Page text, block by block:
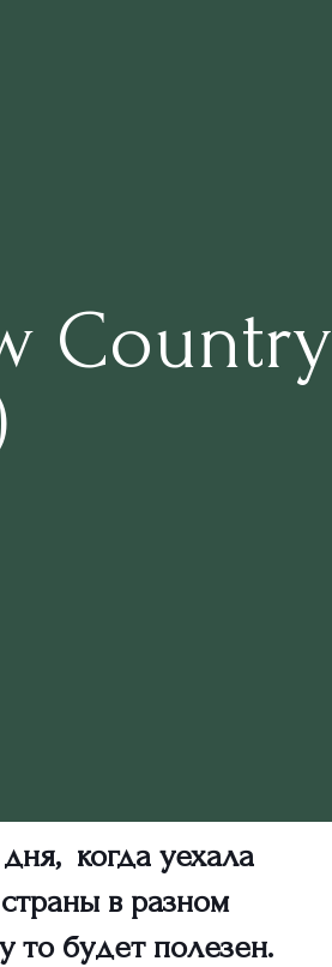
Country
когда уехала
в разном
то будет полезен.